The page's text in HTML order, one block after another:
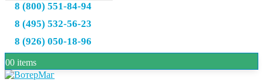
8 (800) 551-84-94
8 (495) 532-56-23
8 (926) 050-18-96
00 items